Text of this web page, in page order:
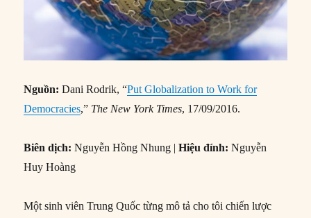
Nguồn: Dani Rodrik, “Put Globalization to Work for
Democracies,” The New York Times, 17/09/2016.
Biên dịch: Nguyễn Hồng Nhung |Hiệu đính: Nguyễn
Huy Hoàng
Một sinh viên Trung Quốc từng mô tả cho tôi chiến lược